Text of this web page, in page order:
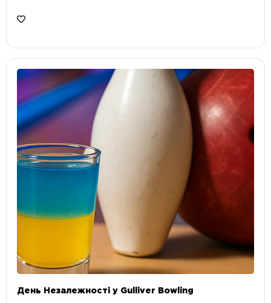
День Незалежності у Gulliver Bowling